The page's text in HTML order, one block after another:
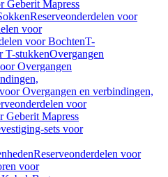
Geberit Mapress
Reserveonderdelen voor
voor
voor BochtenT-
T-stukkenOvergangen
Overgangen
Overgangen en verbindingen,
voor
Geberit Mapress
sets voor
Reserveonderdelen voor
voor